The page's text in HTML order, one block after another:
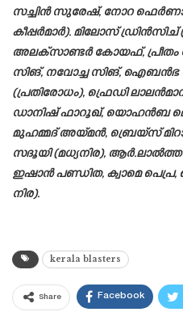
സച്ചിന്‍ സുരേഷ്, നോറ
കീപ്പര്‍മാര്‍). മിലോസ്
അലക്‌സാണ്ടര്‍ കോയഫ്, പ്രീതം
സിങ്, നവോച്ച സിങ്, ഐബന്‍ഭ
(പ്രതിരോധം), ഫ്രെഡി
ഡാനിഷ് ഫാറൂഖ്, യൊഹന്‍ബ
മുഹമ്മദ് അയ്മന്‍, ബ്രെയ്‌സ്
സദൂയി (മധ്യനിര),
ഇഷാന്‍ പണ്ഡിത, ക്വാമെ പെപ്ര,
നിര).
kerala blasters
Share Facebook